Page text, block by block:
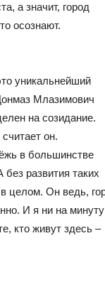
а значит, город
осознают.
уникальнейший
Млазимович
на созидание.
он.
в большинстве
развития таких
целом. Он ведь,
И я ни на
кто живут здесь –